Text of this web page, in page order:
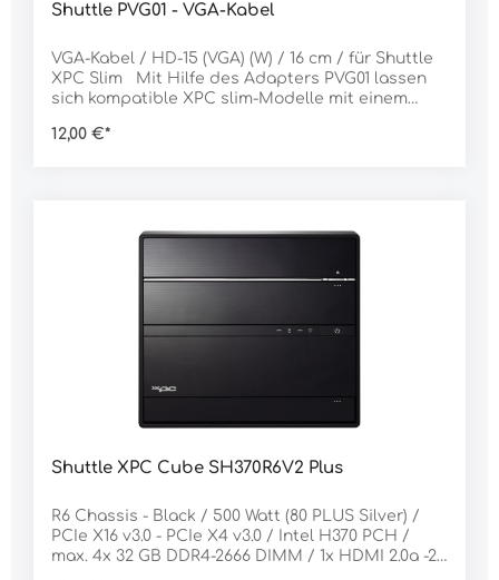
Shuttle PVG01 - VGA-Kabel
VGA-Kabel / HD-15 (VGA) (W) / 16 cm / für Shuttle
XPC Slim Mit Hilfe des Adapters PVG01 lassen
sich kompatible XPC slim-Modelle mit einem
den 1,3-Liter-Varianten muss man jedoch im
12,00 €*
Shuttle XPC Cube SH370R6V2 Plus
R6 Chassis - Black / 500 Watt (80 PLUS Silver) /
PCIe X16 v3.0 - PCIe X4 v3.0 / Intel H370 PCH /
max. 4x 32 GB DDR4-2666 DIMM / 1x HDMI 2.0a -2x